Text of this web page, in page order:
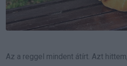
Az a reggel mindent átírt. Azt